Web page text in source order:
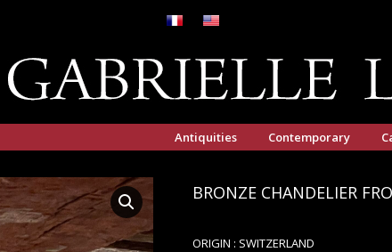
Antiquities Contemporary
BRONZE CHANDELIER
ORIGIN : SWITZERLAND